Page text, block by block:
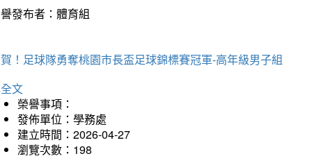
發布者：體育組
！足球隊勇奪桃園市長盃足球錦標賽冠軍-高年級男子組
文
榮譽事項：
發佈單位：學務處
建立時間：2026-04-27
瀏覽次數：198